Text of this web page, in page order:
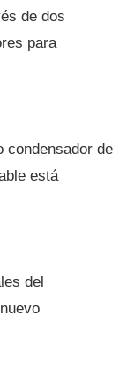
de dos
para
condensador de
está
del